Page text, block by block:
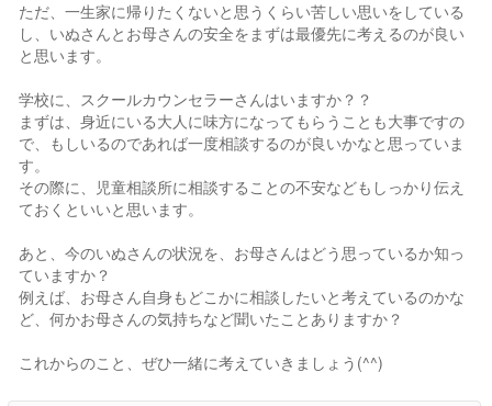
ただ、一生家に帰りたくないと思うくらい苦しい思いをしている
し、いぬさんとお母さんの安全をまずは最優先に考えるのが良い
と思います。
学校に、スクールカウンセラーさんはいますか？？
まずは、身近にいる大人に味方になってもらうことも大事ですの
で、もしいるのであれば一度相談するのが良いかなと思っていま
す。
その際に、児童相談所に相談することの不安などもしっかり伝え
ておくといいと思います。
あと、今のいぬさんの状況を、お母さんはどう思っているか知っ
ていますか？
例えば、お母さん自身もどこかに相談したいと考えているのかな
ど、何かお母さんの気持ちなど聞いたことありますか？
これからのこと、ぜひ一緒に考えていきましょう(^^)